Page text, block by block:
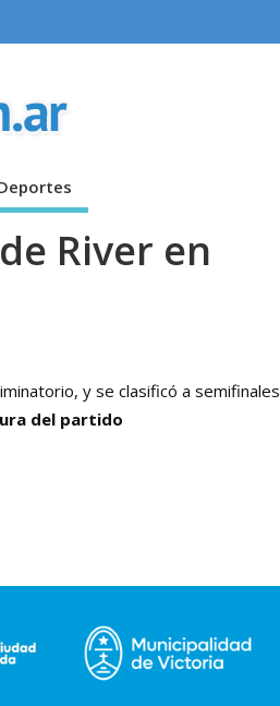
River en
y se clasificó a semifinales
del partido